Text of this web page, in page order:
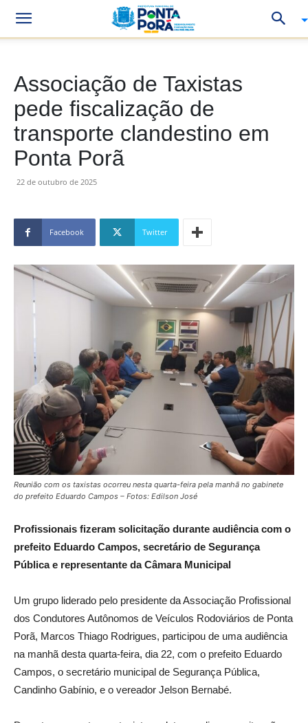
Associação de Taxistas
pede fiscalização de
transporte clandestino em
Ponta Porã
22 de outubro de 2025
Facebook Twitter
Reunião com os taxistas ocorreu nesta quarta-feira pela manhã no gabinete
do prefeito Eduardo Campos – Fotos: Edilson José
Profissionais fizeram solicitação durante audiência com o
prefeito Eduardo Campos, secretário de Segurança
Pública e representante da Câmara Municipal
Um grupo liderado pelo presidente da Associação Profissional
dos Condutores Autônomos de Veículos Rodoviários de Ponta
Porã, Marcos Thiago Rodrigues, participou de uma audiência
na manhã desta quarta-feira, dia 22, com o prefeito Eduardo
Campos, o secretário municipal de Segurança Pública,
Candinho Gabínio, e o vereador Jelson Bernabé.